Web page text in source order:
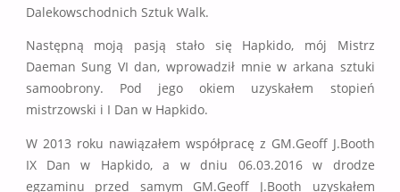
Dalekowschodnich Sztuk Walk.
Następną moją pasją stało się Hapkido, mój Mistrz
Daeman Sung VI dan, wprowadził mnie w arkana sztuki
samoobrony. Pod jego okiem uzyskałem stopień
mistrzowski i I Dan w Hapkido.
W 2013 roku nawiązałem współpracę z GM.Geoff J.Booth
IX Dan w Hapkido, a w dniu 06.03.2016 w drodze
egzaminu przed samym GM.Geoff J.Booth uzyskałem